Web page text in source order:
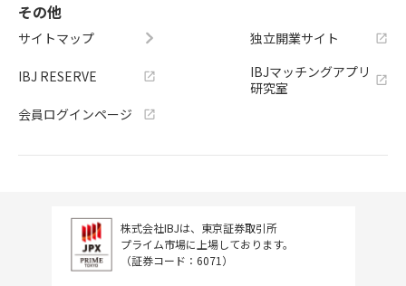
その他
サイトマップ
IBJ RESERVE
会員ログインページ
独立開業サイト
IBJマッチングアプリ
研究室
株式会社IBJは、東京証券取引所
プライム市場に上場しております。
（証券コード：6071）